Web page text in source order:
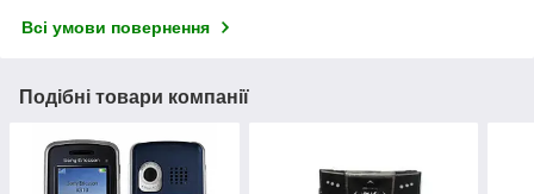
Всі умови повернення
Подібні товари компанії